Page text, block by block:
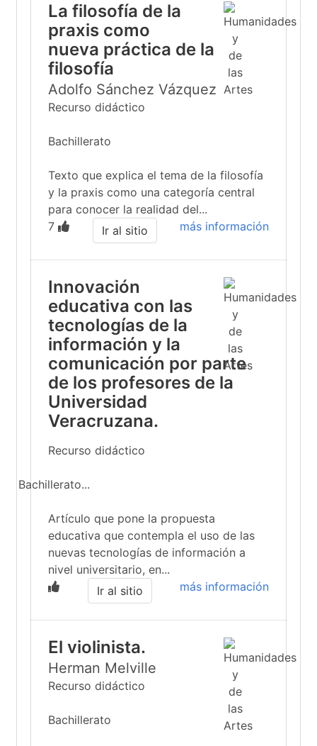
La filosofía de la
praxis como
nueva práctica de la
filosofía
Adolfo Sánchez Vázquez
Recurso didáctico
Bachillerato
Texto que explica el tema de la filosofía
y la praxis como una categoría central
para conocer la realidad del...
7
más información
Ir al sitio
Innovación
educativa con las
tecnologías de la
información y la
comunicación por parte
de los profesores de la
Universidad
Veracruzana.
Recurso didáctico
Bachillerato...
Artículo que pone la propuesta
educativa que contempla el uso de las
nuevas tecnologías de información a
nivel universitario, en...
más información
Ir al sitio
El violinista.
Herman Melville
Recurso didáctico
Bachillerato